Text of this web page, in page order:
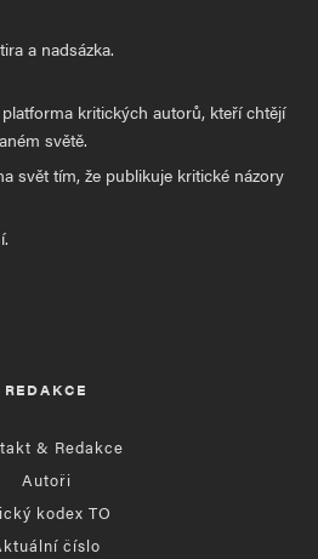
a nadsázka.
kritických autorů, kteří chtějí
světě.
svět tím, že publikuje kritické názory
REDAKCE
& Redakce
Autoři
kodex TO
číslo